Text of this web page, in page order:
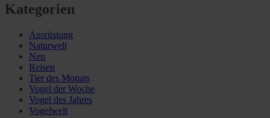
Kategorien
Ausrüstung
Naturwelt
Neu
Reisen
Tier des Monats
Vogel der Woche
Vogel des Jahres
Vogelwelt